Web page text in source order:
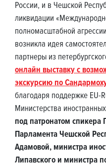
России, и в Чешской
ликвидации
полномасштабной
возникла идея
партнеры из
онлайн выставку с
экскурсию по
благодаря поддержке EU-
Министерства
под патронатом спикера
Парламента Чешской
Адамовой, министра
Липавского и министра